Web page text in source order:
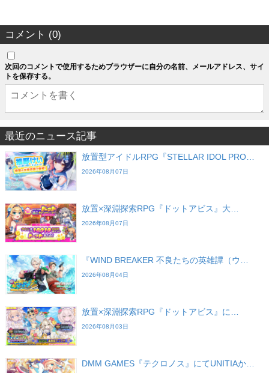
コメント (0)
次回のコメントで使用するためブラウザーに自分の名前、メールアドレス、サイ
トを保存する。
最近のニュース記事
放置型アイドルRPG『STELLAR IDOL PRO…
2026年08月07日
放置×深淵探索RPG『ドットアビス』大…
2026年08月07日
『WIND BREAKER 不良たちの英雄譚（ウ…
2026年08月04日
放置×深淵探索RPG『ドットアビス』に…
2026年08月03日
DMM GAMES『テクロノス』にてUNITIAか…